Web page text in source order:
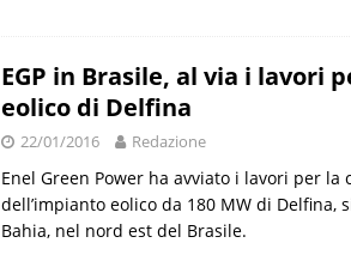
EGP in Brasile, al via i lavori
eolico di Delfina
22/01/2016 Redazione
Enel Green Power ha avviato i lavori per la
dell’impianto eolico da 180 MW di Delfina,
Bahia, nel nord est del Brasile.